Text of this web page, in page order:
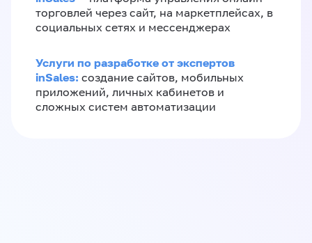
торговлей через сайт, на маркетплейсах, в
социальных сетях и мессенджерах
Услуги по разработке от экспертов
inSales: создание сайтов, мобильных
приложений, личных кабинетов и
сложных систем автоматизации